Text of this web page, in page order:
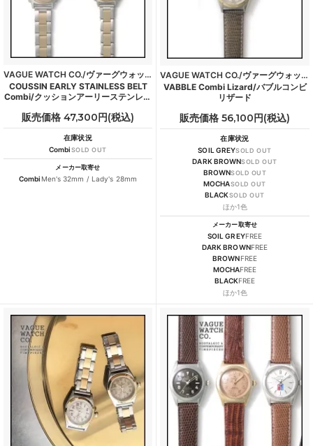
VAGUE WATCH CO./ヴァーグウォッチカンパニー
COUSSIN EARLY STAINLESS BELT
Combi/クッションアーリーステンレス
販売価格 47,300円(税込)
在庫状況
CombiSOLD OUT
メーカー取寄せ
Combi Men's 32mm / Lady's 28mm
VAGUE WATCH CO./ヴァーグウォッチカンパニー
VABBLE Combi Lizard/バブルコンビ
リザード
販売価格 56,100円(税込)
在庫状況
SOIL GREYSOLD OUT
DARK BROWNSOLD OUT
BROWNSOLD OUT
MOCHASOLD OUT
BLACKSOLD OUT
ほか1色
メーカー取寄せ
SOIL GREYFREE
DARK BROWNFREE
BROWNFREE
MOCHAFREE
BLACKFREE
ほか1色